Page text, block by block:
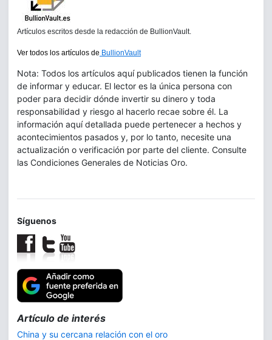
Artículos escritos desde la redacción de BullionVault.
Ver todos los artículos de BullionVault
Nota: Todos los artículos aquí publicados tienen la función
de informar y educar. El lector es la única persona con
poder para decidir dónde invertir su dinero y toda
responsabilidad y riesgo al hacerlo recae sobre él. La
información aquí detallada puede pertenecer a hechos y
acontecimientos pasados y, por lo tanto, necesite una
actualización o verificación por parte del cliente. Consulte
las Condiciones Generales de Noticias Oro.
Síguenos
Trilogía:
La demanda de plata